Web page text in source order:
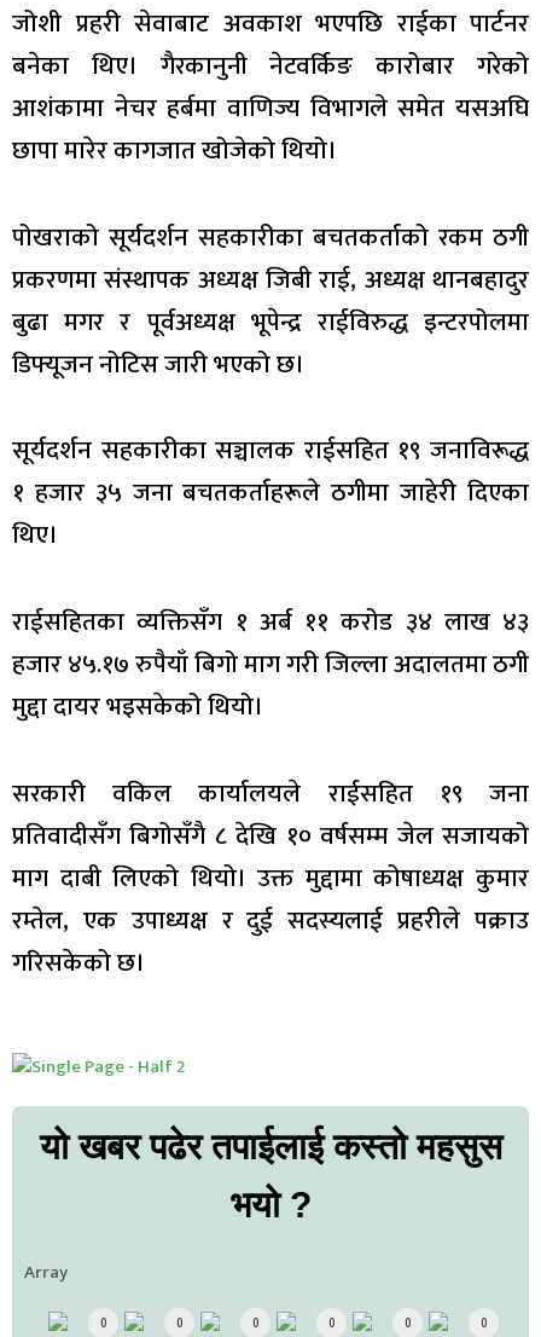
जोशी प्रहरी सेवाबाट अवकाश भएपछि राईका पार्टनर
बनेका थिए। गैरकानुनी नेटवर्किङ कारोबार गरेको
आशंकामा नेचर हर्बमा वाणिज्य विभागले समेत यसअघि
छापा मारेर कागजात खोजेको थियो।
पोखराको सूर्यदर्शन सहकारीका बचतकर्ताको रकम ठगी
प्रकरणमा संस्थापक अध्यक्ष जिबी राई, अध्यक्ष थानबहादुर
बुढा मगर र पूर्वअध्यक्ष भूपेन्द्र राईविरुद्ध इन्टरपोलमा
डिफ्यूजन नोटिस जारी भएको छ।
सूर्यदर्शन सहकारीका सञ्चालक राईसहित १९ जनाविरूद्ध
१ हजार ३५ जना बचतकर्ताहरूले ठगीमा जाहेरी दिएका
थिए।
राईसहितका व्यक्तिसँग १ अर्ब ११ करोड ३४ लाख ४३
हजार ४५.१७ रुपैयाँ बिगो माग गरी जिल्ला अदालतमा ठगी
मुद्दा दायर भइसकेको थियो।
सरकारी वकिल कार्यालयले राईसहित १९ जना
प्रतिवादीसँग बिगोसँगै ८ देखि १० वर्षसम्म जेल सजायको
माग दाबी लिएको थियो। उक्त मुद्दामा कोषाध्यक्ष कुमार
रम्तेल, एक उपाध्यक्ष र दुई सदस्यलाई प्रहरीले पक्राउ
गरिसकेको छ।
यो खबर पढेर तपाईलाई कस्तो महसुस
भयो ?
Array
0 0 0 0 0 0